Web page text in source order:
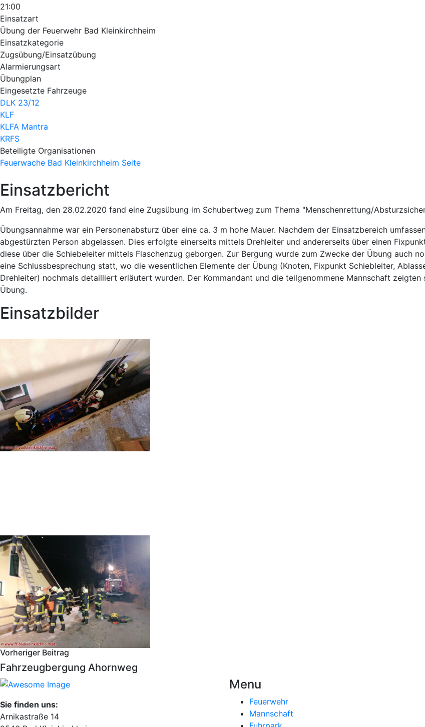
21:00
Einsatzart
Übung der Feuerwehr Bad Kleinkirchheim
Einsatzkategorie
Zugsübung/Einsatzübung
Alarmierungsart
Übungplan
Eingesetzte Fahrzeuge
DLK 23/12
KLF
KLFA Mantra
KRFS
Beteiligte Organisationen
Feuerwache Bad Kleinkirchheim Seite
Einsatzbericht
Am Freitag, den 28.02.2020 fand eine Zugsübung im Schubertweg zum Thema "Menschenrettung/
Übungsannahme war ein Personenabsturz über eine ca. 3 m hohe Mauer. Nachdem der Einsatzbereich
abgestürzten Person abgelassen. Dies erfolgte einerseits mittels Drehleiter und andererseits über einen
diese über die Schiebeleiter mittels Flaschenzug geborgen. Zur Bergung wurde zum Zwecke der Übung auch
eine Schlussbesprechung statt, wo die wesentlichen Elemente der Übung (Knoten, Fixpunkt Schiebleiter,
Drehleiter) nochmals detailliert erläutert wurden. Der Kommandant und die teilgenommene Mannschaft
Übung.
Einsatzbilder
Vorheriger Beitrag
Fahrzeugbergung Ahornweg
Sie finden uns:
Arnikastraße 14
Menu
Feuerwehr
Mannschaft